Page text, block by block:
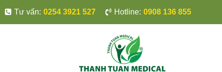
Tư vấn: 0254 3921 527 Hotline: 0908 136 855